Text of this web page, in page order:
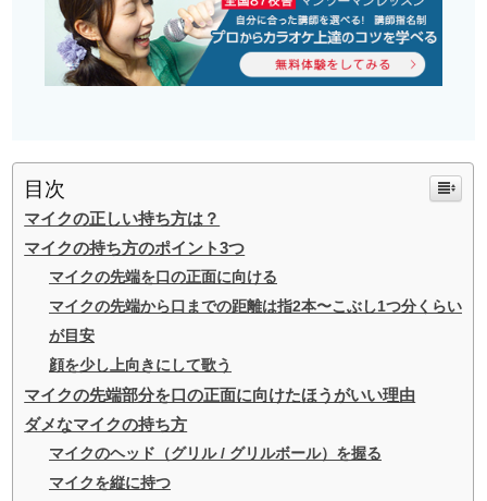
目次
マイクの正しい持ち方は？
マイクの持ち方のポイント3つ
マイクの先端を口の正面に向ける
マイクの先端から口までの距離は指2本〜こぶし1つ分くらい
が目安
顔を少し上向きにして歌う
マイクの先端部分を口の正面に向けたほうがいい理由
ダメなマイクの持ち方
マイクのヘッド（グリル / グリルボール）を握る
マイクを縦に持つ